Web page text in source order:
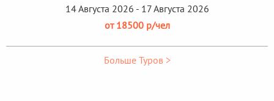
14 Августа 2026 - 17 Августа 2026
от 18500 р/чел
Больше Туров >